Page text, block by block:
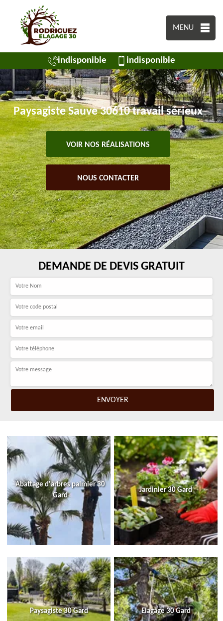
MENU
indisponible indisponible
Paysagiste Sauve 30610 travail sérieux
VOIR NOS RÉALISATIONS
NOUS CONTACTER
DEMANDE DE DEVIS GRATUIT
Abattage d'arbres palmier 30
Gard
Jardinier 30 Gard
Paysagiste 30 Gard Elagage 30 Gard